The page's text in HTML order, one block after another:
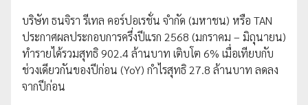
บริษัท ธนจิรา รีเทล คอร์ปอเรชั่น จำกัด (มหาชน) หรือ TAN
ประกาศผลประกอบการครึ่งปีแรก 2568 (มกราคม – มิถุนายน)
ทำรายได้รวมสุทธิ 902.4 ล้านบาท เติบโต 6% เมื่อเทียบกับ
ช่วงเดียวกันของปีก่อน (YoY) กำไรสุทธิ 27.8 ล้านบาท ลดลง
จากปีก่อน